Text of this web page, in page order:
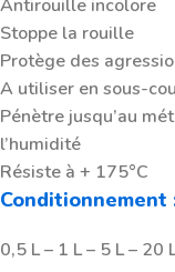
Antirouille incolore
Stoppe la rouille
Protège des
A utiliser en sous-
Pénètre jusqu’au
l’humidité
Résiste à + 175°C
Conditionnement
0,5 L – 1 L – 5 L – 20